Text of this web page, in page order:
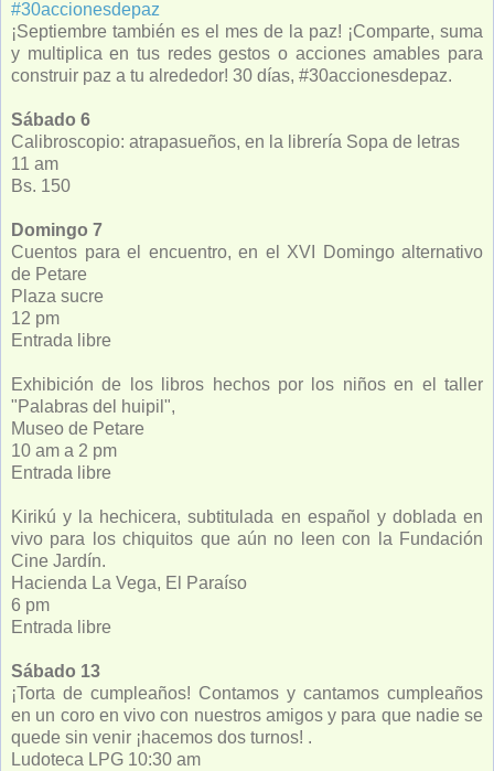
#30accionesdepaz
¡Septiembre también es el mes de la paz! ¡Comparte, suma
y multiplica en tus redes gestos o acciones amables para
construir paz a tu alrededor! 30 días, #30accionesdepaz.
Sábado 6
Calibroscopio: atrapasueños, en la librería Sopa de letras
11 am
Bs. 150
Domingo 7
Cuentos para el encuentro, en el XVI Domingo alternativo
de Petare
Plaza sucre
12 pm
Entrada libre
Exhibición de los libros hechos por los niños en el taller
"Palabras del huipil",
Museo de Petare
10 am a 2 pm
Entrada libre
Kirikú y la hechicera, subtitulada en español y doblada en
vivo para los chiquitos que aún no leen con la Fundación
Cine Jardín.
Hacienda La Vega, El Paraíso
6 pm
Entrada libre
Sábado 13
¡Torta de cumpleaños! Contamos y cantamos cumpleaños
en un coro en vivo con nuestros amigos y para que nadie se
quede sin venir ¡hacemos dos turnos! .
Ludoteca LPG 10:30 am